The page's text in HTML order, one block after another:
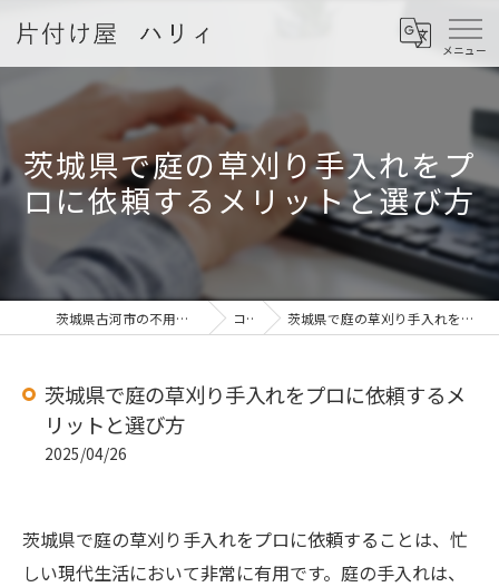
茨城県で庭の草刈り手入れをプ
ロに依頼するメリットと選び方
茨城県古河市の不用品回収なら片付け屋 ハリィ コラム 茨城県で庭の草刈り手入れをプロに依頼するメリットと選び方
茨城県で庭の草刈り手入れをプロに依頼するメ
リットと選び方
2025/04/26
茨城県で庭の草刈り手入れをプロに依頼することは、忙
しい現代生活において非常に有用です。庭の手入れは、